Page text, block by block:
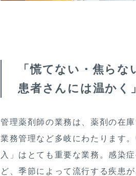
「慌てない・焦らな
患者さんには温かく
管理薬剤師の業務は、薬剤の在
業務管理など多岐にわたります
入」はとても重要な業務。感染
ど、季節によって流行する疾患